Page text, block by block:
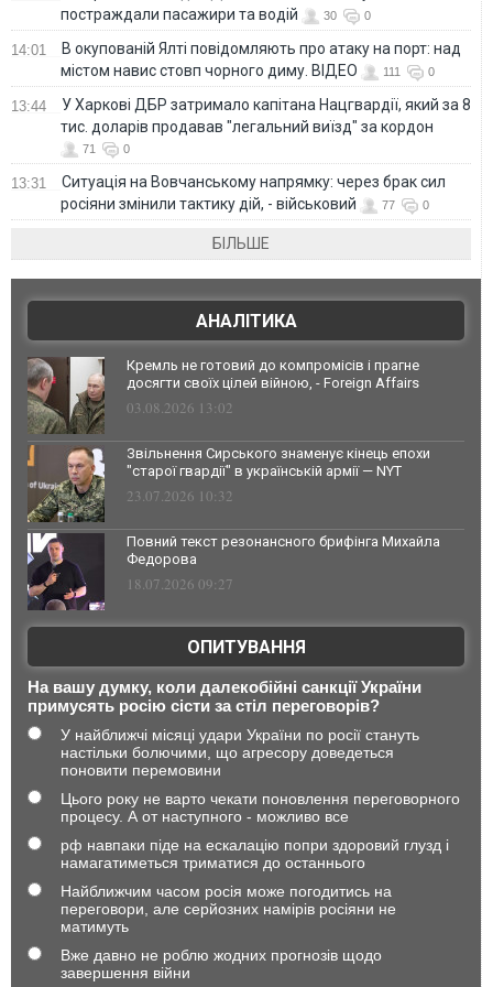
постраждали пасажири та водій
30 0
14:01
В окупованій Ялті повідомляють про атаку на порт: над
містом навис стовп чорного диму. ВІДЕО
111 0
13:44
У Харкові ДБР затримало капітана Нацгвардії, який за 8
тис. доларів продавав "легальний виїзд" за кордон
71 0
13:31
Ситуація на Вовчанському напрямку: через брак сил
росіяни змінили тактику дій, - військовий
77 0
БІЛЬШЕ
АНАЛІТИКА
Кремль не готовий до компромісів і прагне
досягти своїх цілей війною, - Foreign Affairs
03.08.2026 13:02
Звільнення Сирського знаменує кінець епохи
"старої гвардії" в українській армії — NYT
23.07.2026 10:32
Повний текст резонансного брифінга Михайла
Федорова
18.07.2026 09:27
ОПИТУВАННЯ
На вашу думку, коли далекобійні санкції України
примусять росію сісти за стіл переговорів?
У найближчі місяці удари України по росії стануть
настільки болючими, що агресору доведеться
поновити перемовини
Цього року не варто чекати поновлення переговорного
процесу. А от наступного - можливо все
рф навпаки піде на ескалацію попри здоровий глузд і
намагатиметься триматися до останнього
Найближчим часом росія може погодитись на
переговори, але серйозних намірів росіяни не
матимуть
Вже давно не роблю жодних прогнозів щодо
завершення війни